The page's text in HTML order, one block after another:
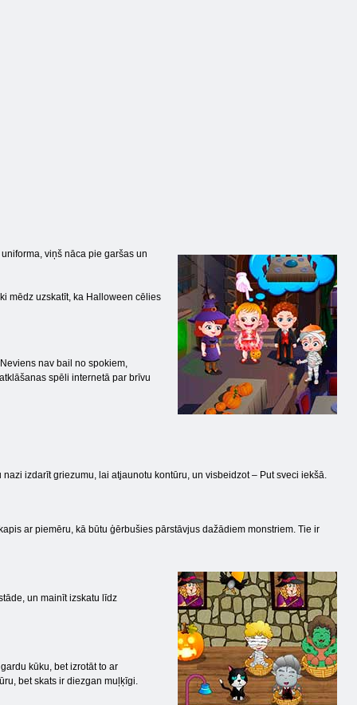
viņš nāca pie garšas un
mēdz uzskatīt, ka Halloween cēlies
nav bail no spokiem,
spēli internetā par brīvu
izdarīt griezumu, lai atjaunotu kontūru, un visbeidzot – Put sveci iekšā.
ar piemēru, kā būtu ģērbušies pārstāvjus dažādiem monstriem. Tie ir
un mainīt izskatu līdz
kūku, bet izrotāt to ar
bet skats ir diezgan muļķīgi.